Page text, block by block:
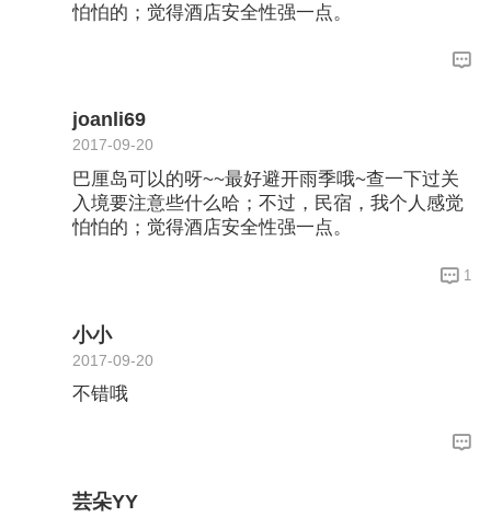
怕怕的；觉得酒店安全性强一点。
joanli69
2017-09-20
巴厘岛可以的呀~~最好避开雨季哦~查一下过关
入境要注意些什么哈；不过，民宿，我个人感觉
怕怕的；觉得酒店安全性强一点。
1
小小
2017-09-20
不错哦
芸朵YY